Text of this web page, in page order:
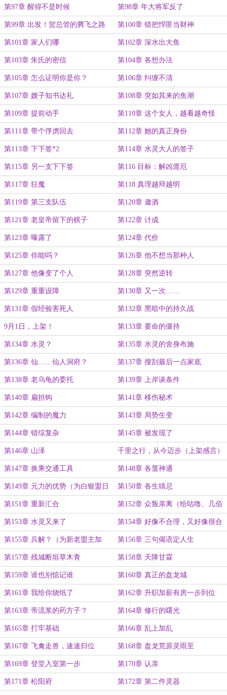
第97章 醒得不是时候 第98章 年大将军反了
第99章 出发！贺总管的腾飞之路 第100章 错把悍匪当财神
第101章 家人们哪 第102章 深水出大鱼
第103章 朱氏的密信 第104章 各想办法
第105章 怎么证明你是你？ 第106章 纠缠不清
第107章 嫂子知书达礼 第108章 突如其来的鱼潮
第109章 提前动手 第110章 这个女人，越看越奇怪
第111章 带个俘虏回去 第112章 她的真正身份
第113章 下下签*2 第114章 水灵大人的签子
第115章 另一支下下签 第116 目标：解凶渡厄
第117章 狂魔 第118 真理越辩越明
第119章 第三支队伍 第120章 邀酒
第121章 老皇帝留下的棋子 第122章 计成
第123章 曝露了 第124章 代价
第125章 你能吗？ 第126章 他不想当那种人
第127章 他像变了个人 第128章 突然逆转
第129章 重重设障 第130章 又一次……
第131章 假经验害死人 第132章 黑暗中的持久战
9月1日，上架！ 第133章 要命的僵持
第134章 水灵？ 第135章 水灵的舍身布施
第136章 仙……仙人洞府？ 第137章 搜刮最后一点家底
第138章 老乌龟的委托 第139章 上岸谈条件
第140章 扁担钩 第141章 移伤秘术
第142章 编制的魔力 第143章 局势生变
第144章 错综复杂 第145章 被发现了
第146章 山泽 千里之行，从今迈步（上架感言）
第147章 换乘交通工具 第148章 各显神通
第149章 元力的优势（为白银盟日
薪说加更）
第150章 各生猜忌
第151章 重新汇合 第152章 众叛亲离（给咕噜、几佰
万加更）
第153章 水灵又来了 第154章 好像不合理，又好像很合
理
第155章 兵解？（为新老盟主加
更）
第156章 三句偈语定人生
第157章 残城断垣草木青 第158章 天降甘霖
第159章 谁也别惦记谁 第160章 真正的盘龙城
第161章 我给你烧纸了 第162章 升职加薪有房一步到位
第163章 帝流浆的药方子？ 第164章 修行的曙光
第165章 打牢基础 第166章 乱上加乱
第167章 飞禽走兽，速速归位 第168章 盘龙荒原灵雨至
第169章 登堂入室第一步 第170章 认亲
第171章 松阳府 第172章 第二件灵器